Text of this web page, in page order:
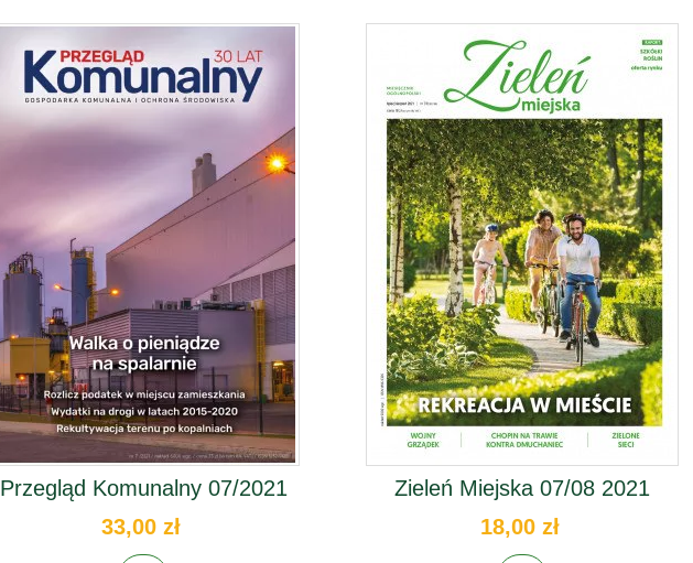
Przegląd Komunalny 07/2021
33,00 zł
Zieleń Miejska 07/08 2021
18,00 zł